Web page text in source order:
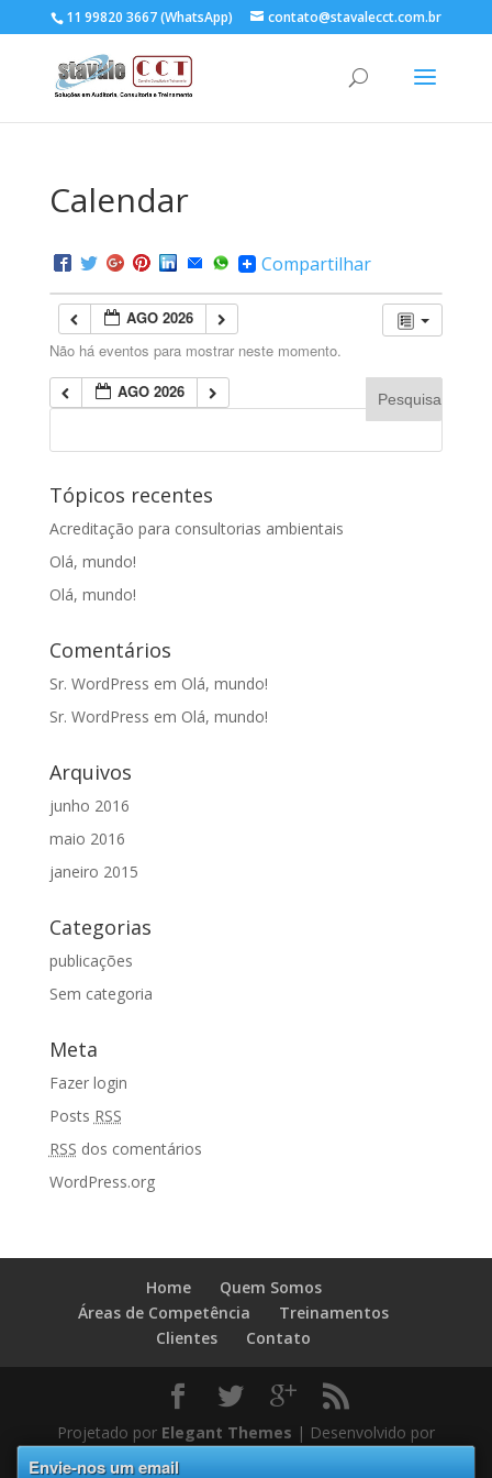
11 99820 3667 (WhatsApp) contato@stavalecct.com.br
Calendar
Compartilhar
AGO 2026
Não há eventos para mostrar neste momento.
AGO 2026
Tópicos recentes
Acreditação para consultorias ambientais
Olá, mundo!
Olá, mundo!
Comentários
Sr. WordPress em Olá, mundo!
Sr. WordPress em Olá, mundo!
Arquivos
junho 2016
maio 2016
janeiro 2015
Categorias
publicações
Sem categoria
Meta
Fazer login
Posts RSS
RSS dos comentários
WordPress.org
Home
Quem Somos
Áreas de Competência
Treinamentos
Clientes
Contato
Projetado por Elegant Themes | Desenvolvido por
Envie-nos um email